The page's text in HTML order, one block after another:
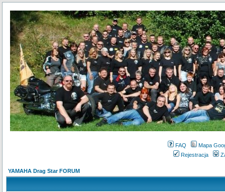
FAQ
Mapa
Rejestracja
YAMAHA Drag Star FORUM